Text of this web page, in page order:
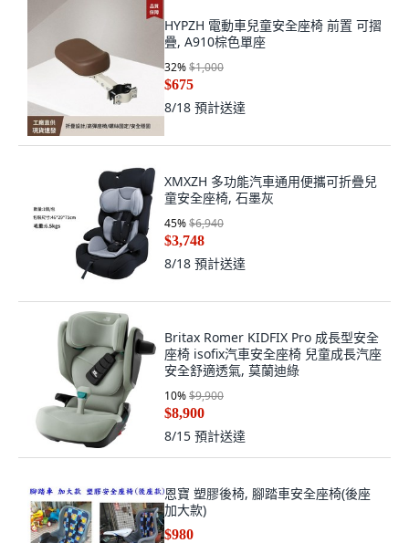
HYPZH 電動車兒童安全座椅 前置 可摺
疊, A910棕色單座
32%$1,000
$675
8/18 預計送達
XMXZH 多功能汽車通用便攜可折疊兒
童安全座椅, 石墨灰
45%$6,940
$3,748
8/18 預計送達
Britax Romer KIDFIX Pro 成長型安全
座椅 isofix汽車安全座椅 兒童成長汽座
安全舒適透氣, 莫蘭迪綠
10%$9,900
$8,900
8/15 預計送達
恩寶 塑膠後椅, 腳踏車安全座椅(後座
加大款)
$980